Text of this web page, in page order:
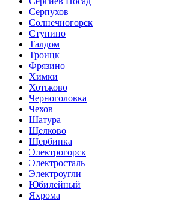
Серпухов
Солнечногорск
Ступино
Талдом
Троицк
Фрязино
Химки
Хотьково
Черноголовка
Чехов
Шатура
Щелково
Щербинка
Электрогорск
Электросталь
Электроугли
Юбилейный
Яхрома